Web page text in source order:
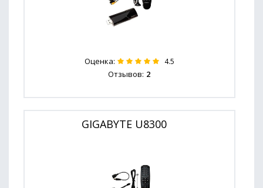
Оценка: 4.5
Отзывов: 2
GIGABYTE U8300